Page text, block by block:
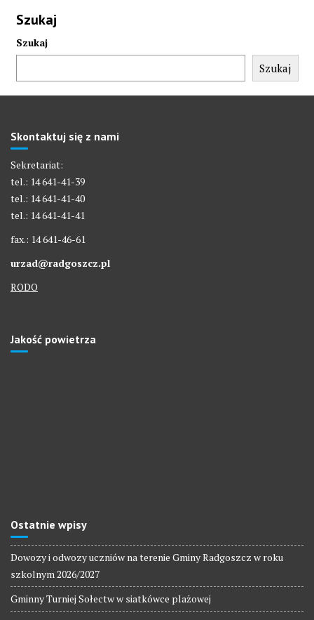
Szukaj
Szukaj
Szukaj
Skontaktuj się z nami
Sekretariat:
tel.: 14 641-41-39
tel.: 14 641-41-40
tel.: 14 641-41-41
fax.: 14 641-46-61
urzad@radgoszcz.pl
RODO
Jakość powietrza
Ostatnie wpisy
Dowozy i odwozy uczniów na terenie Gminy Radgoszcz w roku
szkolnym 2026/2027
Gminny Turniej Sołectw w siatkówce plażowej